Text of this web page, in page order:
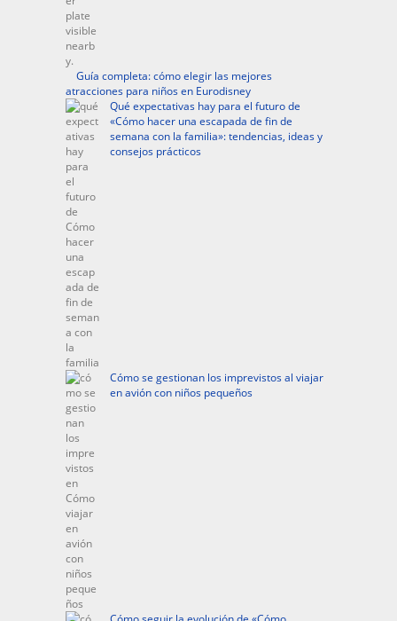
Guía completa: cómo elegir las mejores
atracciones para niños en Eurodisney
Qué expectativas hay para el futuro de
«Cómo hacer una escapada de fin de
semana con la familia»: tendencias, ideas y
consejos prácticos
Cómo se gestionan los imprevistos al viajar
en avión con niños pequeños